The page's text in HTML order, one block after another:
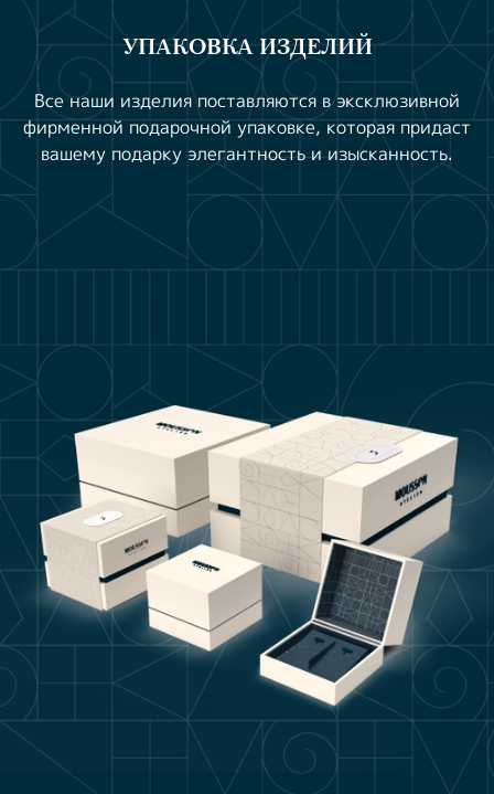
УПАКОВКА ИЗДЕЛИЙ
Все наши изделия поставляются в эксклюзивной
фирменной подарочной упаковке, которая придаст
вашему подарку элегантность и изысканность.